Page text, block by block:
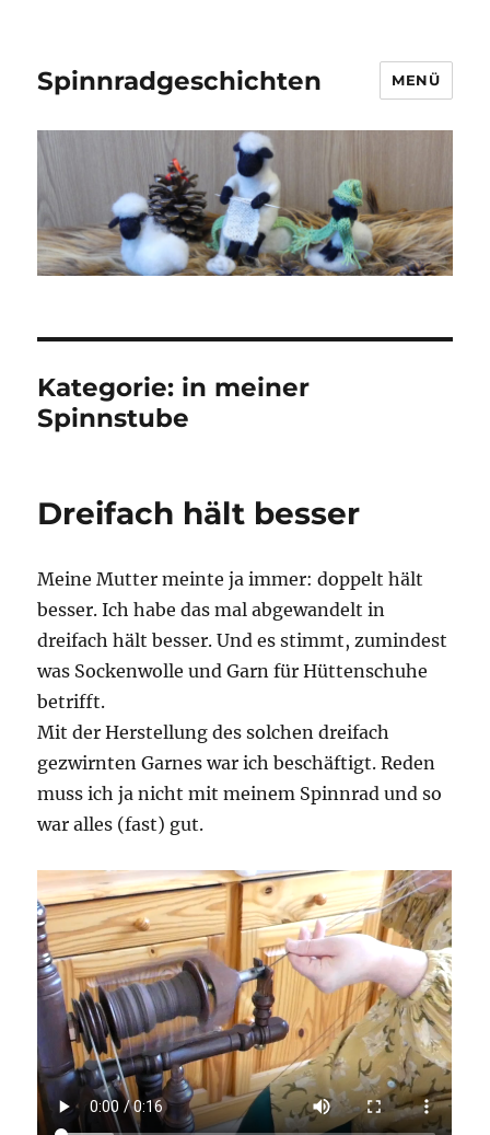
Spinnradgeschichten MENÜ
Kategorie: in meiner
Spinnstube
Dreifach hält besser
Meine Mutter meinte ja immer: doppelt hält
besser. Ich habe das mal abgewandelt in
dreifach hält besser. Und es stimmt, zumindest
was Sockenwolle und Garn für Hüttenschuhe
betrifft.
Mit der Herstellung des solchen dreifach
gezwirnten Garnes war ich beschäftigt. Reden
muss ich ja nicht mit meinem Spinnrad und so
war alles (fast) gut.